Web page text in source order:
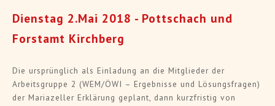
Dienstag 2.Mai 2018 - Pottschach und
Forstamt Kirchberg
Die ursprünglich als Einladung an die Mitglieder der
Arbeitsgruppe 2 (WEM/ÖWI – Ergebnisse und Lösungsfragen)
der Mariazeller Erklärung geplant, dann kurzfristig von